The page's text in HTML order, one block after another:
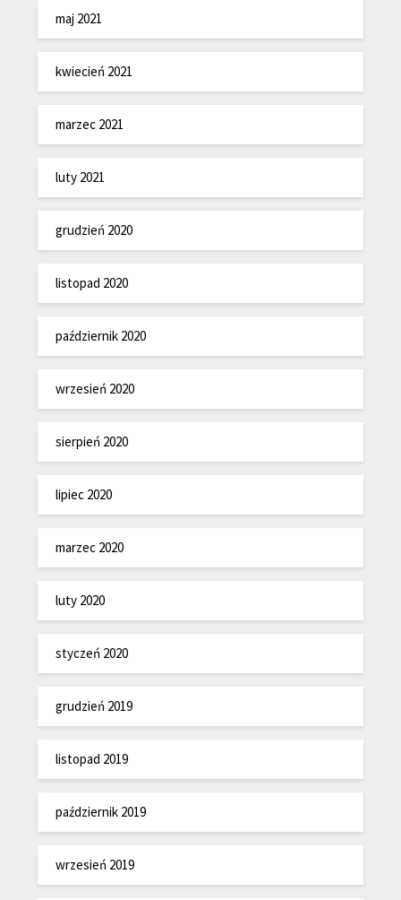
maj 2021
kwiecień 2021
marzec 2021
luty 2021
grudzień 2020
listopad 2020
październik 2020
wrzesień 2020
sierpień 2020
lipiec 2020
marzec 2020
luty 2020
styczeń 2020
grudzień 2019
listopad 2019
październik 2019
wrzesień 2019